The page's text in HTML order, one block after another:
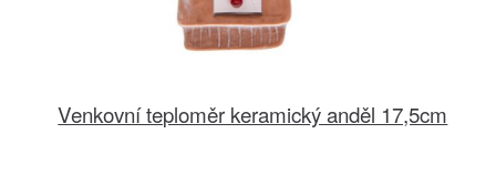
Venkovní teploměr keramický anděl 17,5cm